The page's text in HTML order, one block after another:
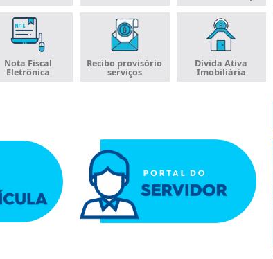
Nota Fiscal
Eletrônica
Recibo provisório
serviços
Dívida Ativa
Imobiliária